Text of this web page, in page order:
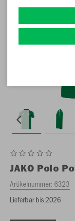
JAKO Polo
Artikelnummer: 6323
Lieferbar bis 2026